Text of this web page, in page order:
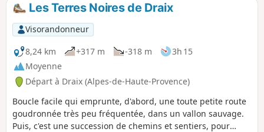
Les Terres Noires de Draix
Visorandonneur
8,24 km
+317 m -318 m
3h 15
Moyenne
Départ à Draix (Alpes-de-Haute-Provence)
Boucle facile qui emprunte, d'abord, une toute petite route
goudronnée très peu fréquentée, dans un vallon sauvage.
Puis, c'est une succession de chemins et sentiers, pour